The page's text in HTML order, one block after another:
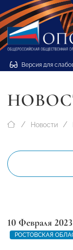
Версия для
Новости
10 Февраля 2023
РОСТОВСКАЯ